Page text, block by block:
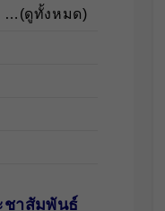
…(ดูทั้งหมด)
ชาสัมพันธ์